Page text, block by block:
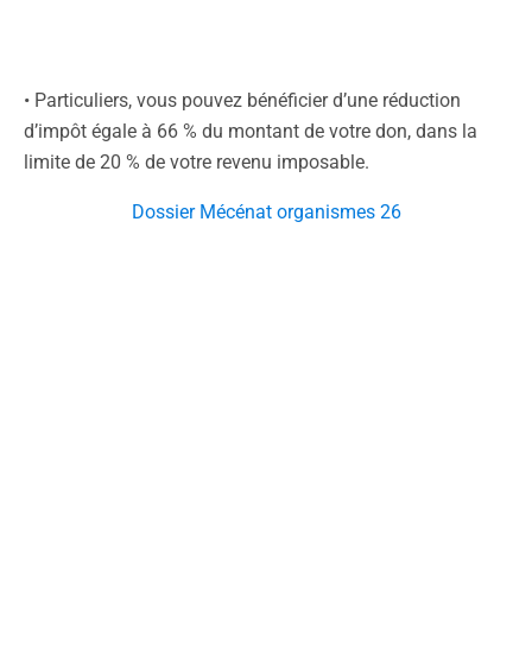
• Particuliers, vous pouvez bénéficier d’une réduction
d’impôt égale à 66 % du montant de votre don, dans la
limite de 20 % de votre revenu imposable.
Dossier Mécénat organismes 26